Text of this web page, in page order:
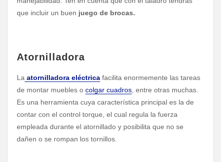
que incluir un buen juego de brocas.
Atornilladora
La atornilladora eléctricafacilita enormemente las tareas
de montar muebles o colgar cuadros, entre otras muchas.
Es una herramienta cuya característica principal es la de
contar con el control torque, el cual regula la fuerza
empleada durante el atornillado y posibilita que no se
dañen o se rompan los tornillos.